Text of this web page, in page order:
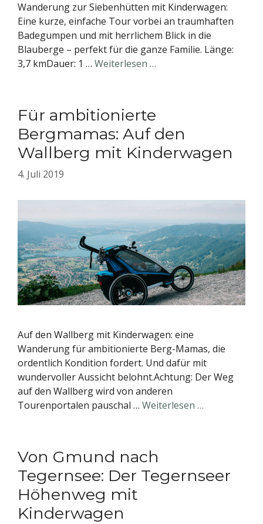
Wanderung zur Siebenhütten mit Kinderwagen:
Eine kurze, einfache Tour vorbei an traumhaften
Badegumpen und mit herrlichem Blick in die
Blauberge – perfekt für die ganze Familie. Länge:
3,7 kmDauer: 1 … Weiterlesen …
Für ambitionierte
Bergmamas: Auf den
Wallberg mit Kinderwagen
4. Juli 2019
Auf den Wallberg mit Kinderwagen: eine
Wanderung für ambitionierte Berg-Mamas, die
ordentlich Kondition fordert. Und dafür mit
wundervoller Aussicht belohnt.Achtung: Der Weg
auf den Wallberg wird von anderen
Tourenportalen pauschal … Weiterlesen …
Von Gmund nach
Tegernsee: Der Tegernseer
Höhenweg mit
Kinderwagen